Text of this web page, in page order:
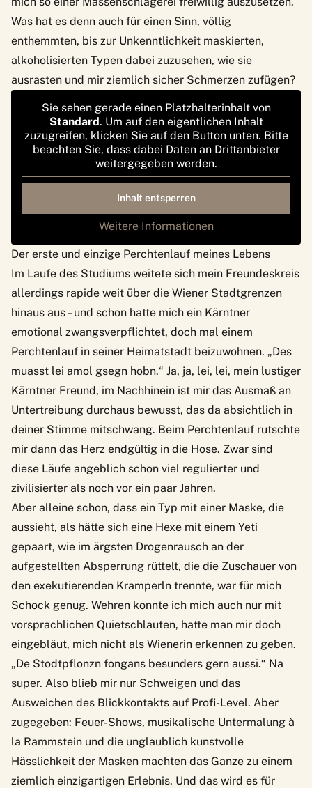
Was hat es denn auch für einen Sinn, völlig
enthemmten, bis zur Unkenntlichkeit maskierten,
alkoholisierten Typen dabei zuzusehen, wie sie
ausrasten und mir ziemlich sicher Schmerzen zufügen?
Sie sehen gerade einen Platzhalterinhalt von
Standard. Um auf den eigentlichen Inhalt
zuzugreifen, klicken Sie auf den Button unten. Bitte
beachten Sie, dass dabei Daten an Drittanbieter
weitergegeben werden.
Inhalt entsperren
Weitere Informationen
Der erste und einzige Perchtenlauf meines Lebens
Im Laufe des Studiums weitete sich mein Freundeskreis
allerdings rapide weit über die Wiener Stadtgrenzen
hinaus aus – und schon hatte mich ein Kärntner
emotional zwangsverpflichtet, doch mal einem
Perchtenlauf in seiner Heimatstadt beizuwohnen. „Des
muasst lei amol gsegn hobn.“ Ja, ja, lei, lei, mein lustiger
Kärntner Freund, im Nachhinein ist mir das Ausmaß an
Untertreibung durchaus bewusst, das da absichtlich in
deiner Stimme mitschwang. Beim Perchtenlauf rutschte
mir dann das Herz endgültig in die Hose. Zwar sind
diese Läufe angeblich schon viel regulierter und
zivilisierter als noch vor ein paar Jahren.
Aber alleine schon, dass ein Typ mit einer Maske, die
aussieht, als hätte sich eine Hexe mit einem Yeti
gepaart, wie im ärgsten Drogenrausch an der
aufgestellten Absperrung rüttelt, die die Zuschauer von
den exekutierenden Kramperln trennte, war für mich
Schock genug. Wehren konnte ich mich auch nur mit
vorsprachlichen Quietschlauten, hatte man mir doch
eingebläut, mich nicht als Wienerin erkennen zu geben.
„De Stodtpflonzn fongans besunders gern aussi.“ Na
super. Also blieb mir nur Schweigen und das
Ausweichen des Blickkontakts auf Profi-Level. Aber
zugegeben: Feuer-Shows, musikalische Untermalung à
la Rammstein und die unglaublich kunstvolle
Hässlichkeit der Masken machten das Ganze zu einem
ziemlich einzigartigen Erlebnis. Und das wird es für